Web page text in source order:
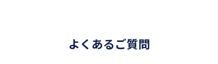
よくあるご質問